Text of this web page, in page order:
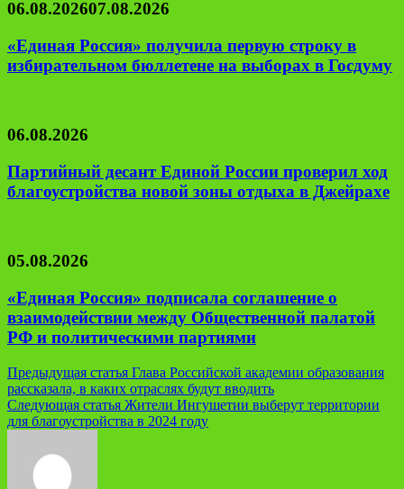
06.08.202607.08.2026
«Единая Россия» получила первую строку в
избирательном бюллетене на выборах в Госдуму
06.08.2026
Партийный десант Единой России проверил ход
благоустройства новой зоны отдыха в Джейрахе
05.08.2026
«Единая Россия» подписала соглашение о
взаимодействии между Общественной палатой
РФ и политическими партиями
Навигация
по
записям
Предыдущая статья Глава Российской академии образования
рассказала, в каких отраслях будут вводить
Следующая статья Жители Ингушетии выберут территории
для благоустройства в 2024 году